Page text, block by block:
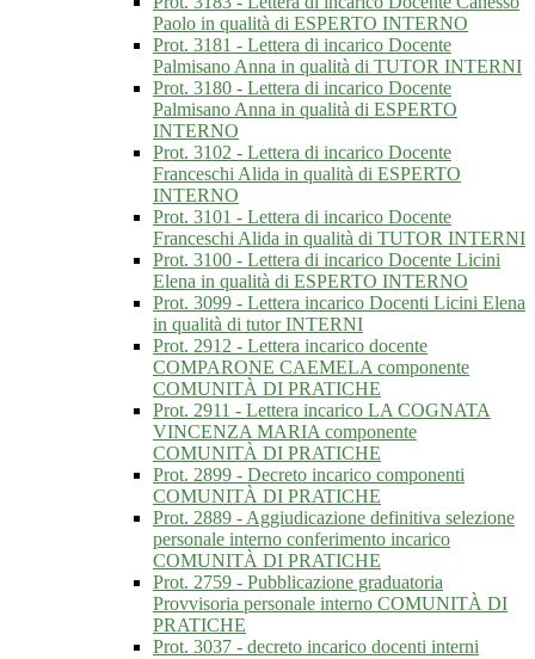
Paolo in qualità di ESPERTO INTERNO
Prot. 3181 - Lettera di incarico Docente
Palmisano Anna in qualità di TUTOR INTERNI
Prot. 3180 - Lettera di incarico Docente
Palmisano Anna in qualità di ESPERTO
INTERNO
Prot. 3102 - Lettera di incarico Docente
Franceschi Alida in qualità di ESPERTO
INTERNO
Prot. 3101 - Lettera di incarico Docente
Franceschi Alida in qualità di TUTOR INTERNI
Prot. 3100 - Lettera di incarico Docente Licini
Elena in qualità di ESPERTO INTERNO
Prot. 3099 - Lettera incarico Docenti Licini Elena
in qualità di tutor INTERNI
Prot. 2912 - Lettera incarico docente
COMPARONE CAEMELA componente
COMUNITÀ DI PRATICHE
Prot. 2911 - Lettera incarico LA COGNATA
VINCENZA MARIA componente
COMUNITÀ DI PRATICHE
Prot. 2899 - Decreto incarico componenti
COMUNITÀ DI PRATICHE
Prot. 2889 - Aggiudicazione definitiva selezione
personale interno conferimento incarico
COMUNITÀ DI PRATICHE
Prot. 2759 - Pubblicazione graduatoria
Provvisoria personale interno COMUNITÀ DI
PRATICHE
Prot. 3037 - decreto incarico docenti interni